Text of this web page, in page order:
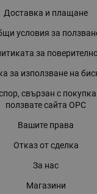
Доставка и плащане
условия за
за
за използване на
свързан с
ползвате сайта ОРС
Вашите права
Отказ от сделка
За нас
Магазини